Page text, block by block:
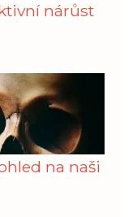
nárůst
na naši